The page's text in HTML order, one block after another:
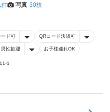
件 写真 30枚
ード可 QRコード決済可
男性歓迎 お子様連れOK
1